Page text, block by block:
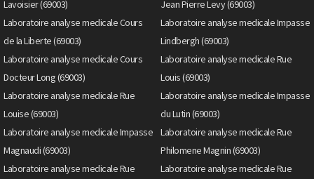
Lavoisier (69003)
Jean Pierre Levy (69003)
Laboratoire analyse medicale Cours
de la Liberte (69003)
Laboratoire analyse medicale Impasse
Lindbergh (69003)
Laboratoire analyse medicale Cours
Docteur Long (69003)
Laboratoire analyse medicale Rue
Louis (69003)
Laboratoire analyse medicale Rue
Louise (69003)
Laboratoire analyse medicale Impasse
du Lutin (69003)
Laboratoire analyse medicale Impasse
Magnaudi (69003)
Laboratoire analyse medicale Rue
Philomene Magnin (69003)
Laboratoire analyse medicale Rue
Laboratoire analyse medicale Rue